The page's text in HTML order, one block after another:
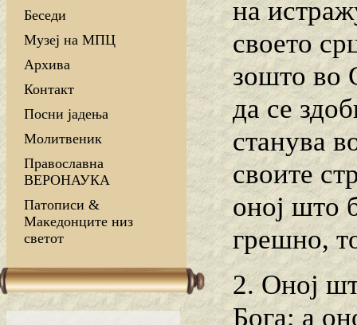
Беседи
Музеј на МПЦ
Архива
Контакт
Посни јадења
Молитвеник
Православна
ВЕРОНАУКА
Патописи &
Македонците низ
светот
на
своето
зошто во
да се
станува
своите
оној што
грешно,
2. Оној
Бога; а